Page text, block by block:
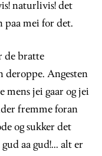
naturlivis! det
mei for det.
de bratte
deroppe. Angesten
mens jei gaar og jei
fremme foran
og sukker det
aa gud!... alt er